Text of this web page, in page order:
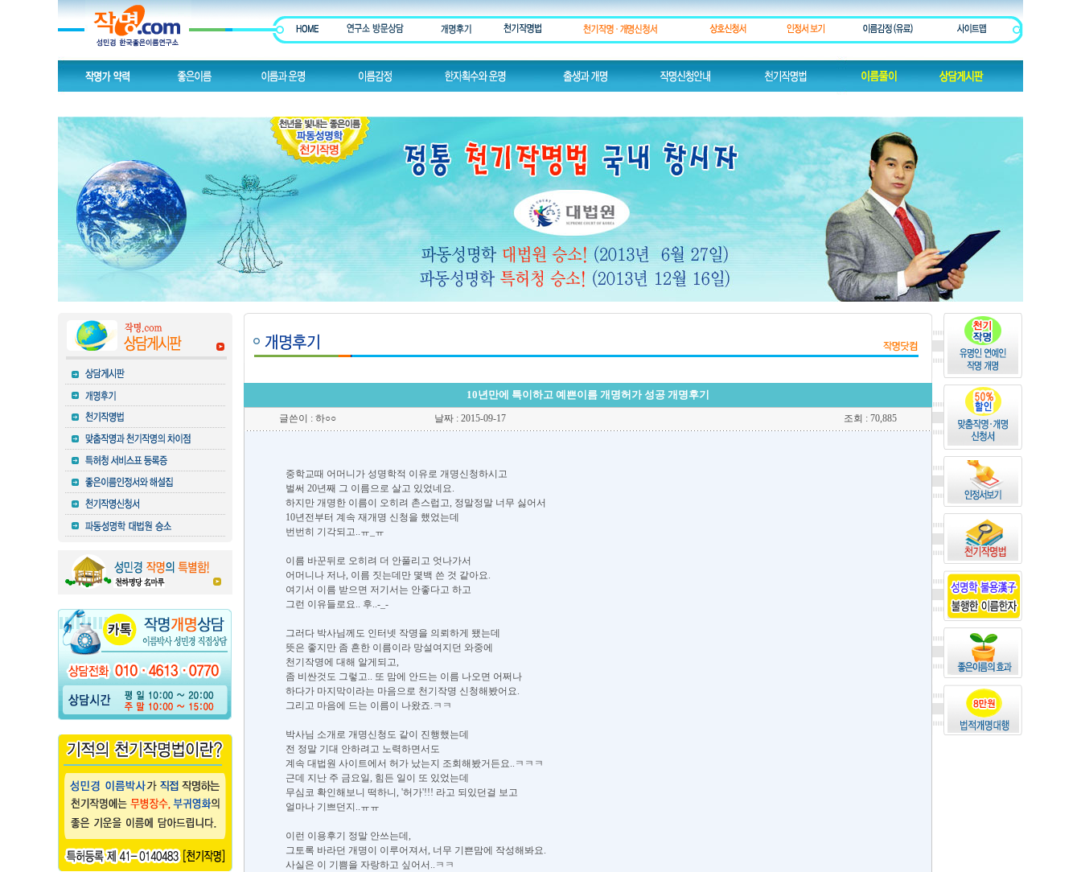
10년만에 특이하고 예쁜이름 개명허가 성공 개명후기
글쓴이 : 하○○ 날짜 : 2015-09-17 조회 : 70,885
중학교때 어머니가 성명학적 이유로 개명신청하시고
벌써 20년째 그 이름으로 살고 있었네요.
하지만 개명한 이름이 오히려 촌스럽고, 정말정말 너무 싫어서
10년전부터 계속 재개명 신청을 했었는데
번번히 기각되고..ㅠ_ㅠ
이름 바꾼뒤로 오히려 더 안풀리고 엇나가서
어머니나 저나, 이름 짓는데만 몇백 쓴 것 같아요.
여기서 이름 받으면 저기서는 안좋다고 하고
그런 이유들로요.. 후..-_-
그러다 박사님께도 인터넷 작명을 의뢰하게 됐는데
뜻은 좋지만 좀 흔한 이름이라 망설여지던 와중에
천기작명에 대해 알게되고,
좀 비싼것도 그렇고.. 또 맘에 안드는 이름 나오면 어쩌나
하다가 마지막이라는 마음으로 천기작명 신청해봤어요.
그리고 마음에 드는 이름이 나왔죠.ㅋㅋ
박사님 소개로 개명신청도 같이 진행했는데
전 정말 기대 안하려고 노력하면서도
계속 대법원 사이트에서 허가 났는지 조회해봤거든요..ㅋㅋㅋ
근데 지난 주 금요일, 힘든 일이 또 있었는데
무심코 확인해보니 떡하니, '허가'!!! 라고 되있던걸 보고
얼마나 기쁘던지..ㅠㅠ
이런 이용후기 정말 안쓰는데,
그토록 바라던 개명이 이루어져서, 너무 기쁜맘에 작성해봐요.
사실은 이 기쁨을 자랑하고 싶어서..ㅋㅋ